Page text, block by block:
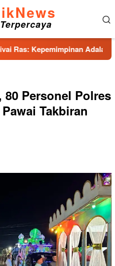
Adalah Talenta yang
Personel Polres
Takbiran